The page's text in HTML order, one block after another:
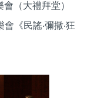
（大禮拜堂）
《民謠‧彌撒‧狂